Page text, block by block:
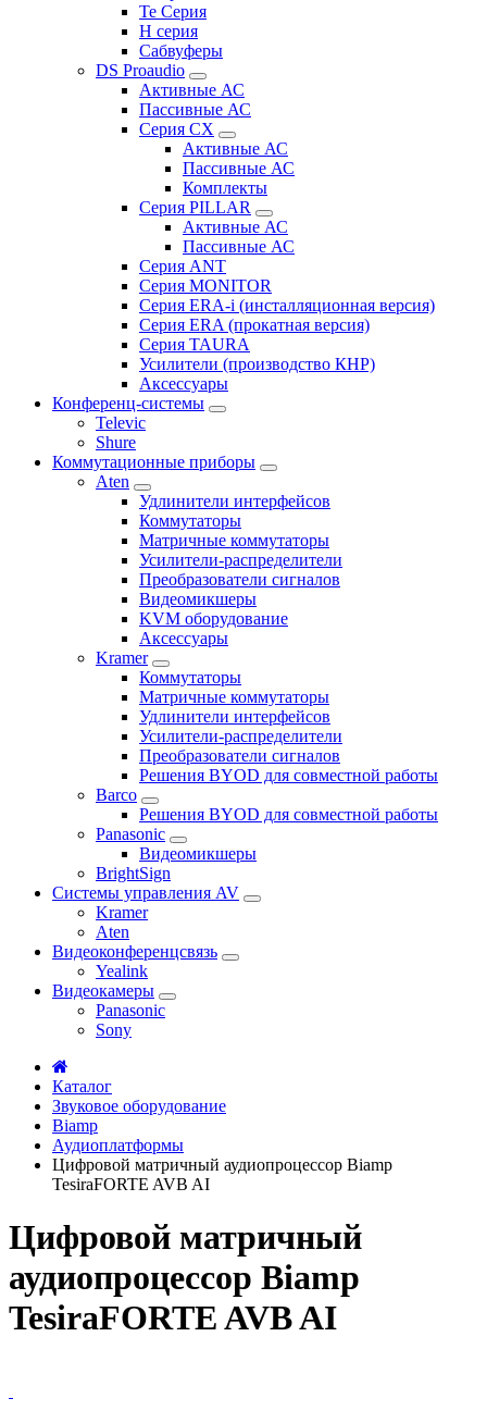
Te Серия
H серия
Сабвуферы
DS Proaudio
Активные АС
Пассивные АС
Серия CX
Активные АС
Пассивные АС
Комплекты
Серия PILLAR
Активные АС
Пассивные АС
Серия ANT
Серия MONITOR
Серия ERA-i (инсталляционная версия)
Серия ERA (прокатная версия)
Серия TAURA
Усилители (производство КНР)
Аксессуары
Конференц-системы
Televic
Shure
Коммутационные приборы
Aten
Удлинители интерфейсов
Коммутаторы
Матричные коммутаторы
Усилители-распределители
Преобразователи сигналов
Видеомикшеры
KVM оборудование
Аксессуары
Kramer
Коммутаторы
Матричные коммутаторы
Удлинители интерфейсов
Усилители-распределители
Преобразователи сигналов
Решения BYOD для совместной работы
Barco
Решения BYOD для совместной работы
Panasonic
Видеомикшеры
BrightSign
Системы управления AV
Kramer
Aten
Видеоконференцсвязь
Yealink
Видеокамеры
Panasonic
Sony
Каталог
Звуковое оборудование
Biamp
Аудиоплатформы
Цифровой матричный аудиопроцессор Biamp
TesiraFORTE AVB AI
Цифровой матричный
аудиопроцессор Biamp
TesiraFORTE AVB AI